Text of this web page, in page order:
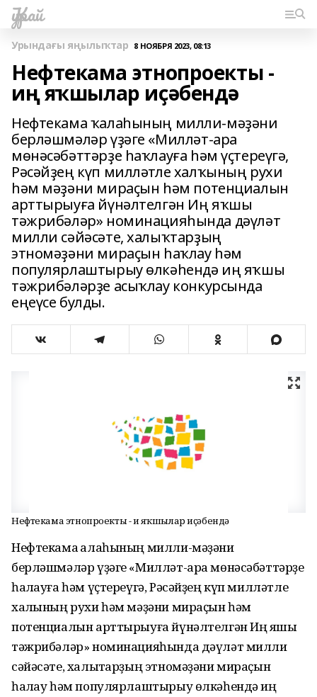
Ҡурай
Урындағы яңылыҡтар 8 НОЯБРЯ 2023, 08:13
Нефтекама этнопроекты -
иң яҡшылар иҫәбендә
Нефтекама ҡалаһының милли-мәҙәни
берләшмәләр үҙәге «Милләт-ара
мөнәсәбәттәрҙе һаҡлауға һәм үҫтереүгә,
Рәсәйҙең күп милләтле халҡының рухи
һәм мәҙәни мираҫын һәм потенциалын
арттырыуға йүнәлтелгән Иң яҡшы
тәжрибәләр» номинацияһында дәүләт
милли сәйәсәте, халыҡтарҙың
этномәҙәни мираҫын һаҡлау һәм
популярлаштырыу өлкәһендә иң яҡшы
тәжрибәләрҙе асыҡлау конкурсында
еңеүсе булды.
Нефтекама этнопроекты - иң яҡшылар иҫәбендә
Нефтекама ҡалаһының милли-мәҙәни
берләшмәләр үҙәге «Милләт-ара мөнәсәбәттәрҙе
һаҡлауға һәм үҫтереүгә, Рәсәйҙең күп милләтле
халҡының рухи һәм мәҙәни мираҫын һәм
потенциалын арттырыуға йүнәлтелгән Иң яҡшы
тәжрибәләр» номинацияһында дәүләт милли
сәйәсәте, халыҡтарҙың этномәҙәни мираҫын
һаҡлау һәм популярлаштырыу өлкәһендә иң